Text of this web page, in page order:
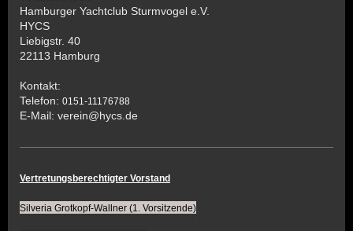
Hamburger Yachtclub Sturmvogel e.V.
HYCS
Liebigstr. 40
22113 Hamburg
Kontakt:
Telefon: 0151-11176788
E-Mail: verein@hycs.de
Vertretungsberechtigter Vorstand
Silveria Grotkopf-Wallner (1. Vorsitzende)